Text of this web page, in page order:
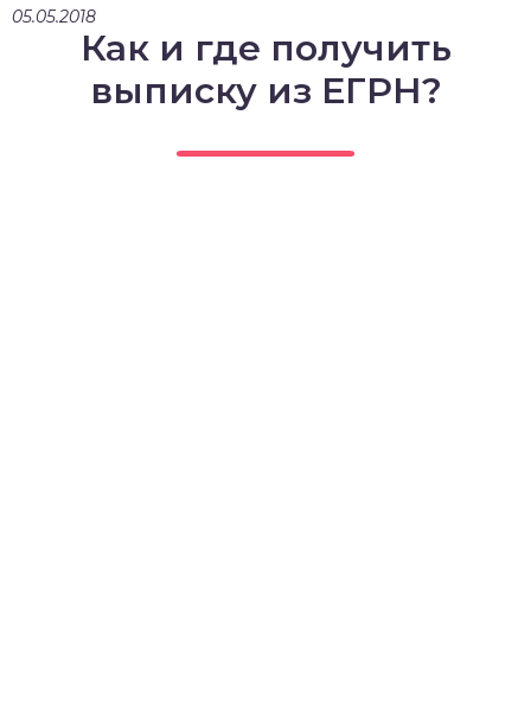
05.05.2018
Как и где получить
выписку из ЕГРН?